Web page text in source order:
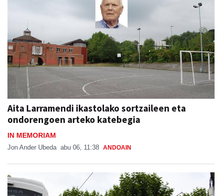
Aita Larramendi ikastolako sortzaileen eta
ondorengoen arteko katebegia
IN MEMORIAM
Jon Ander Ubeda abu 06, 11:38 ANDOAIN